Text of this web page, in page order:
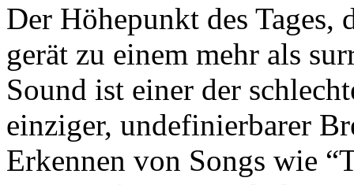
Der Höhepunkt des
gerät zu einem mehr als
Sound ist einer der
einziger, undefinierbarer
Erkennen von Songs wie